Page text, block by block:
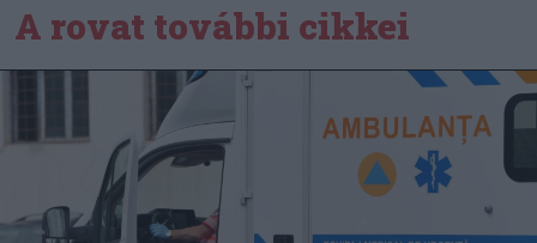
A rovat további cikkei